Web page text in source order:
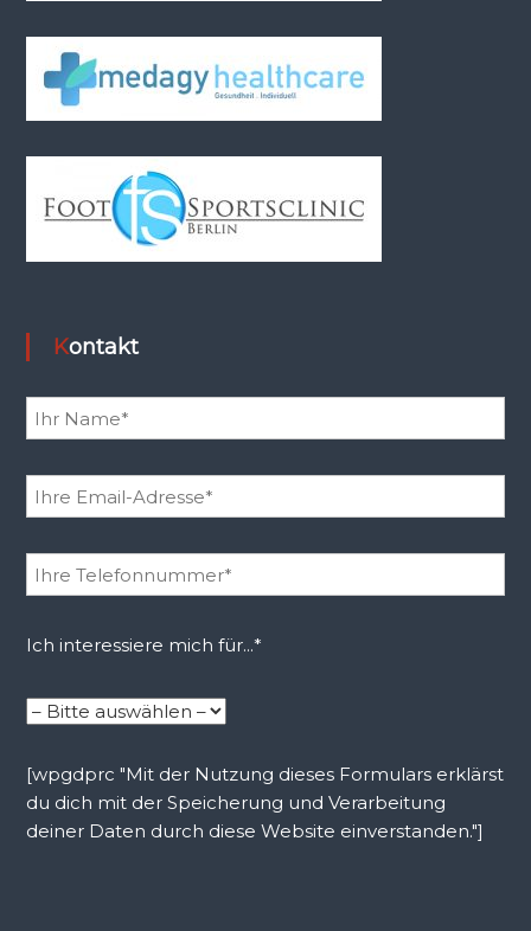
Kontakt
Ich interessiere mich für...*
[wpgdprc "Mit der Nutzung dieses Formulars erklärst
du dich mit der Speicherung und Verarbeitung
deiner Daten durch diese Website einverstanden."]